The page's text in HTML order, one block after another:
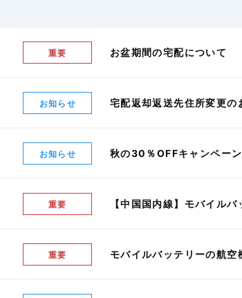
重要 お盆期間の宅配について
お知らせ 宅配返却返送先住所変更の
お知らせ 秋の30％OFFキャンペー
重要 【中国国内線】モバイル
重要 モバイルバッテリーの航空